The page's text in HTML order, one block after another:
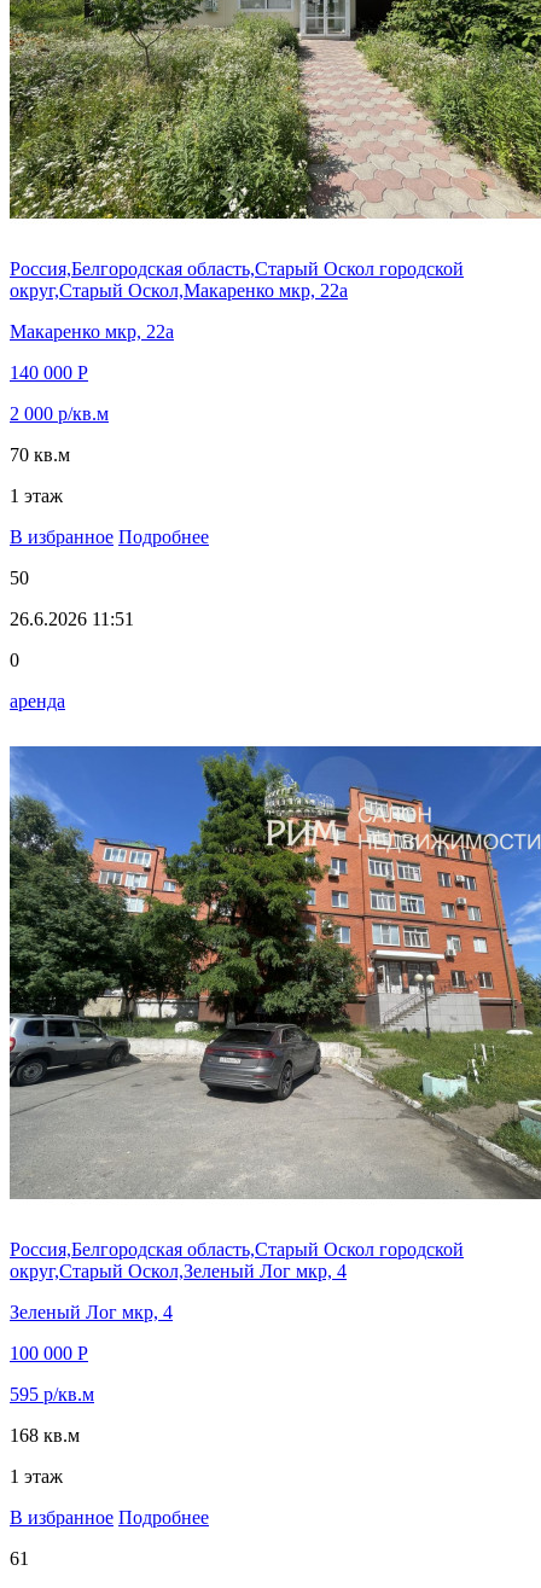
Россия,Белгородская область,Старый Оскол городской
округ,Старый Оскол,Макаренко мкр, 22а
Макаренко мкр, 22а
140 000 Р
2 000 р/кв.м
70 кв.м
1 этаж
В избранное Подробнее
50
26.6.2026 11:51
0
аренда
Россия,Белгородская область,Старый Оскол городской
округ,Старый Оскол,Зеленый Лог мкр, 4
Зеленый Лог мкр, 4
100 000 Р
595 р/кв.м
168 кв.м
1 этаж
В избранное Подробнее
61